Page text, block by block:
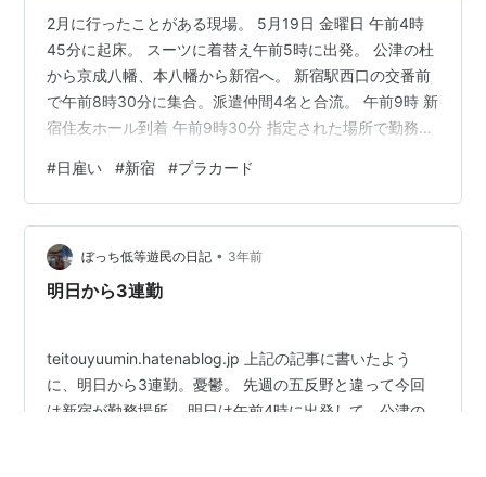
2月に行ったことがある現場。 5月19日 金曜日 午前4時
45分に起床。 スーツに着替え午前5時に出発。 公津の杜
から京成八幡、本八幡から新宿へ。 新宿駅西口の交番前
で午前8時30分に集合。派遣仲間4名と合流。 午前9時 新
宿住友ホール到着 午前9時30分 指定された場所で勤務開
り結構通行人に声をかけられた。どうやって会場まで行
けばいいのか。まあ、予約制だから当たり前か。そのほ
かに新宿駅や都庁はどこですか。 集合時間が早いのは、
遅刻者が多かったかららしい。 5月20日 土曜日 天気 雨
途中から曇り 勤務時間、仕事内容は昨日と同じ。 今…
#日雇い #新宿 #プラカード
ぼっち低等遊民の日記 • 3年前
明日から3連勤